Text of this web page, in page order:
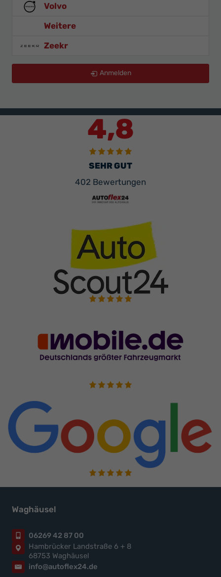
Volvo
Weitere
Zeekr
Anmelden
4,8
SEHR GUT
402 Bewertungen
Waghäusel
06269 42 87 00
Hambrücker Landstraße 6 + 8
68753 Waghäusel
info@autoflex24.de